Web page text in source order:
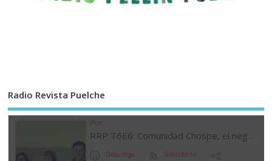
Radio Revista Puelche